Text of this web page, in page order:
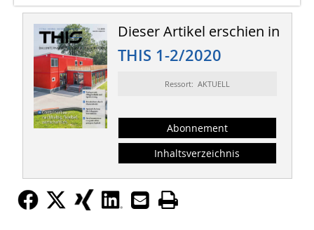
Dieser Artikel erschien in
THIS 1-2/2020
Ressort: AKTUELL
Abonnement
Inhaltsverzeichnis